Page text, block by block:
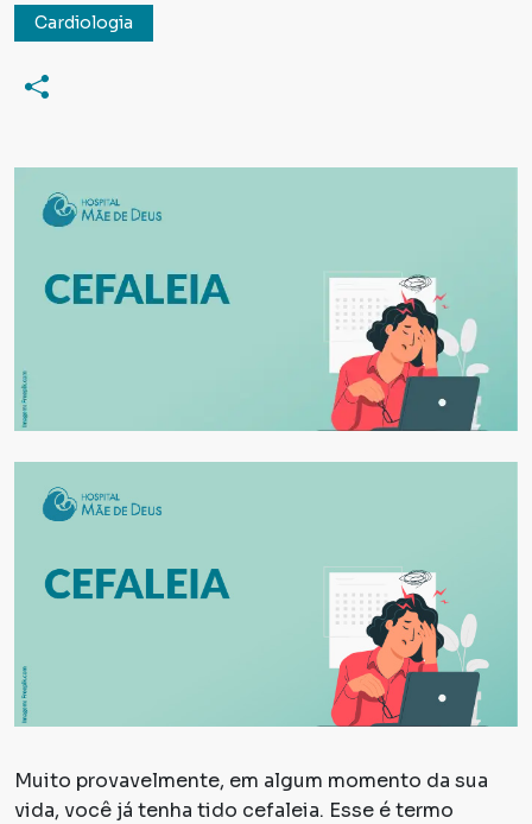
Cardiologia
Muito provavelmente, em algum momento da sua
vida, você já tenha tido cefaleia. Esse é termo